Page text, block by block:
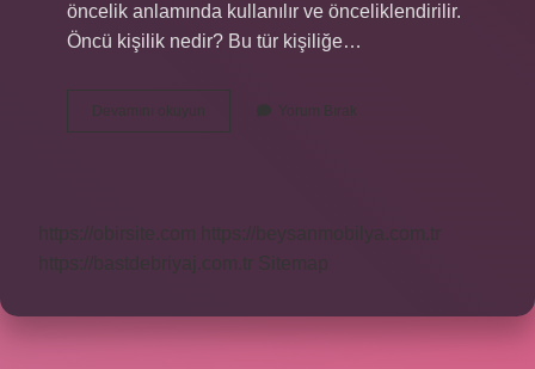
öncelik anlamında kullanılır ve önceliklendirilir.
Öncü kişilik nedir? Bu tür kişiliğe…
Devamını okuyun
Insan
Yorum Bırak
https://obirsite.com
https://beysanmobilya.com.tr
https://bastdebriyaj.com.tr Sitemap